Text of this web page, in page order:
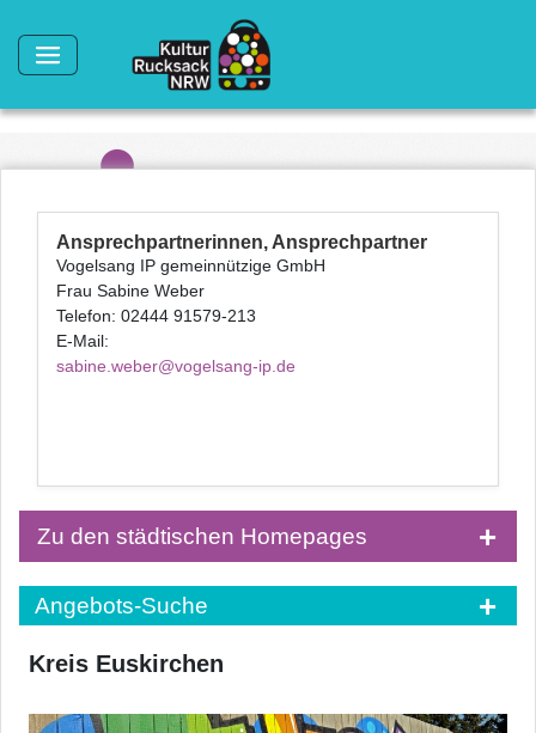
Ansprechpartnerinnen, Ansprechpartner
Vogelsang IP gemeinnützige GmbH
Frau Sabine Weber
Telefon: 02444 91579-213
E-Mail:
sabine.weber@vogelsang-ip.de
Zu den städtischen Homepages
Angebots-Suche
Kreis Euskirchen